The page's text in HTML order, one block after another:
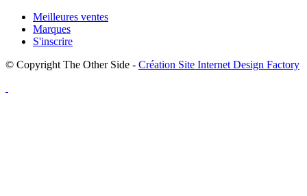
Meilleures ventes
Marques
S'inscrire
© Copyright The Other Side - Création Site Internet Design Factory